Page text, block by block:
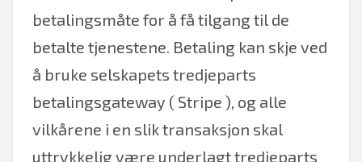
betalingsmåte for å få tilgang til de
betalte tjenestene. Betaling kan skje ved
å bruke selskapets tredjeparts
betalingsgateway ( Stripe ), og alle
vilkårene i en slik transaksjon skal
uttrykkelig være underlagt tredjeparts